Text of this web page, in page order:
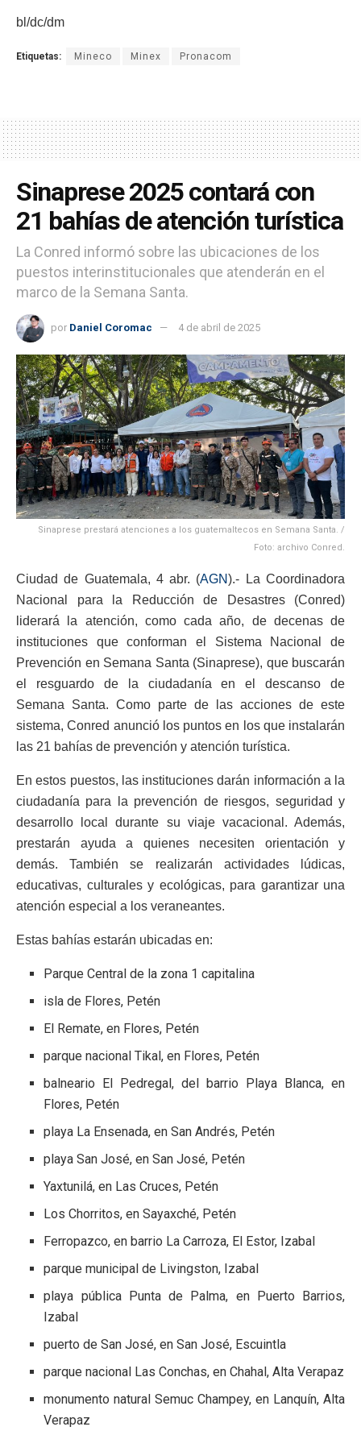
bl/dc/dm
Etiquetas: Mineco Minex Pronacom
Sinaprese 2025 contará con
21 bahías de atención turística
La Conred informó sobre las ubicaciones de los
puestos interinstitucionales que atenderán en el
marco de la Semana Santa.
por Daniel Coromac 4 de abril de 2025
Sinaprese prestará atenciones a los guatemaltecos en Semana Santa. /
Foto: archivo Conred.
Ciudad de Guatemala, 4 abr. (AGN).- La Coordinadora
Nacional para la Reducción de Desastres (Conred)
liderará la atención, como cada año, de decenas de
instituciones que conforman el Sistema Nacional de
Prevención en Semana Santa (Sinaprese), que buscarán
el resguardo de la ciudadanía en el descanso de
Semana Santa. Como parte de las acciones de este
sistema, Conred anunció los puntos en los que instalarán
las 21 bahías de prevención y atención turística.
En estos puestos, las instituciones darán información a la
ciudadanía para la prevención de riesgos, seguridad y
desarrollo local durante su viaje vacacional. Además,
prestarán ayuda a quienes necesiten orientación y
demás. También se realizarán actividades lúdicas,
educativas, culturales y ecológicas, para garantizar una
atención especial a los veraneantes.
Estas bahías estarán ubicadas en:
Parque Central de la zona 1 capitalina
isla de Flores, Petén
El Remate, en Flores, Petén
parque nacional Tikal, en Flores, Petén
balneario El Pedregal, del barrio Playa Blanca, en
Flores, Petén
playa La Ensenada, en San Andrés, Petén
playa San José, en San José, Petén
Yaxtunilá, en Las Cruces, Petén
Los Chorritos, en Sayaxché, Petén
Ferropazco, en barrio La Carroza, El Estor, Izabal
parque municipal de Livingston, Izabal
playa pública Punta de Palma, en Puerto Barrios,
Izabal
puerto de San José, en San José, Escuintla
parque nacional Las Conchas, en Chahal, Alta Verapaz
monumento natural Semuc Champey, en Lanquín, Alta
Verapaz